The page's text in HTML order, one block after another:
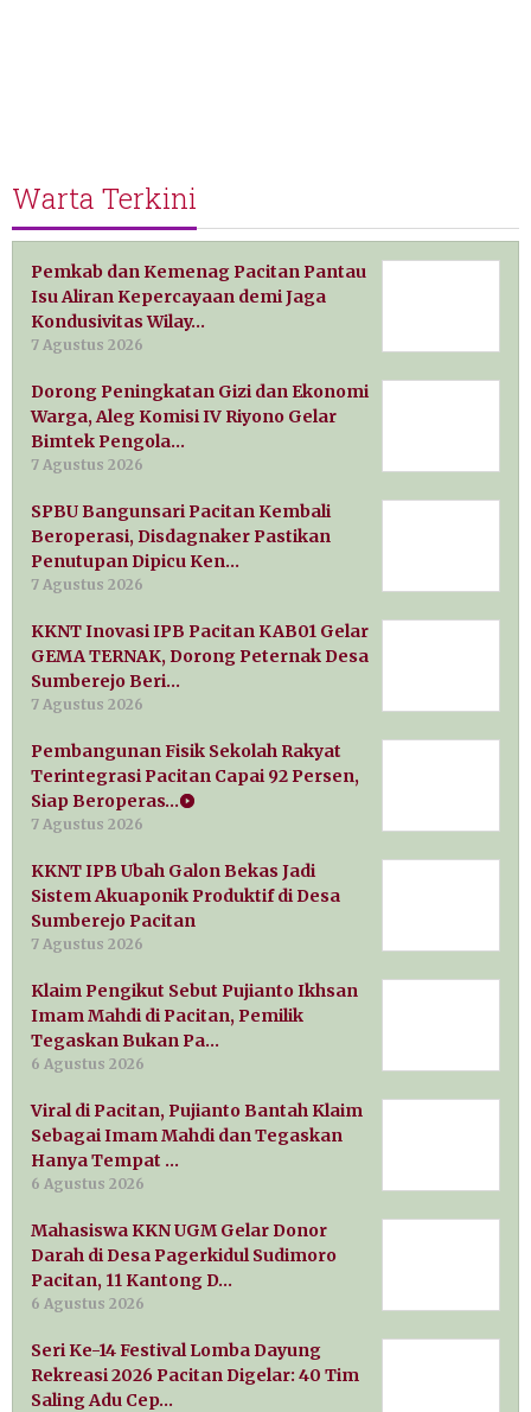
Warta Terkini
Pemkab dan Kemenag Pacitan Pantau
Isu Aliran Kepercayaan demi Jaga
Kondusivitas Wilay…
7 Agustus 2026
Dorong Peningkatan Gizi dan Ekonomi
Warga, Aleg Komisi IV Riyono Gelar
Bimtek Pengola…
7 Agustus 2026
SPBU Bangunsari Pacitan Kembali
Beroperasi, Disdagnaker Pastikan
Penutupan Dipicu Ken…
7 Agustus 2026
KKNT Inovasi IPB Pacitan KAB01 Gelar
GEMA TERNAK, Dorong Peternak Desa
Sumberejo Beri…
7 Agustus 2026
Pembangunan Fisik Sekolah Rakyat
Terintegrasi Pacitan Capai 92 Persen,
Siap Beroperas…
7 Agustus 2026
KKNT IPB Ubah Galon Bekas Jadi
Sistem Akuaponik Produktif di Desa
Sumberejo Pacitan
7 Agustus 2026
Klaim Pengikut Sebut Pujianto Ikhsan
Imam Mahdi di Pacitan, Pemilik
Tegaskan Bukan Pa…
6 Agustus 2026
Viral di Pacitan, Pujianto Bantah Klaim
Sebagai Imam Mahdi dan Tegaskan
Hanya Tempat …
6 Agustus 2026
Mahasiswa KKN UGM Gelar Donor
Darah di Desa Pagerkidul Sudimoro
Pacitan, 11 Kantong D…
6 Agustus 2026
Seri Ke-14 Festival Lomba Dayung
Rekreasi 2026 Pacitan Digelar: 40 Tim
Saling Adu Cep…